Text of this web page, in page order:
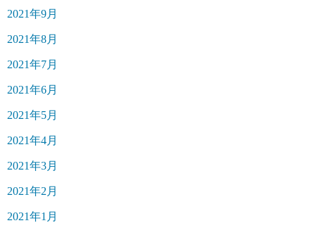
2021年9月
2021年8月
2021年7月
2021年6月
2021年5月
2021年4月
2021年3月
2021年2月
2021年1月